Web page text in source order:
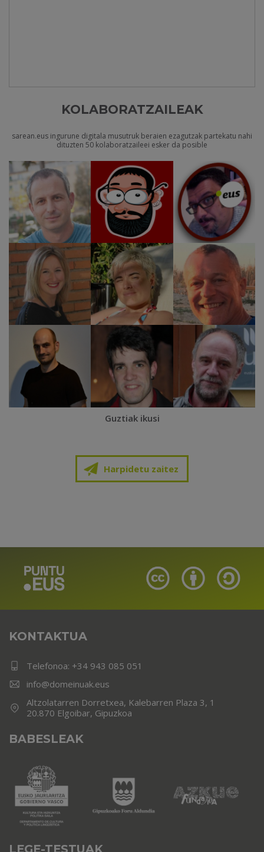
KOLABORATZAILEAK
sarean.eus ingurune digitala musutruk beraien ezagutzak partekatu nahi
dituzten 50 kolaboratzaileei esker da posible
Guztiak ikusi
Harpidetu zaitez
KONTAKTUA
Telefonoa: +34 943 085 051
info@domeinuak.eus
Altzolatarren Dorretxea, Kalebarren Plaza 3, 1
20.870 Elgoibar, Gipuzkoa
BABESLEAK